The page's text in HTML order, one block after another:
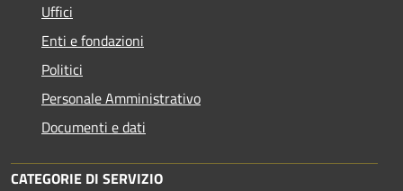
Uffici
Enti e fondazioni
Politici
Personale Amministrativo
Documenti e dati
CATEGORIE DI SERVIZIO